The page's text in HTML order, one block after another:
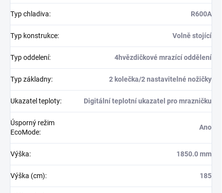
Typ chladiva: R600A
Typ konstrukce: Volně stojící
Typ oddelení: 4hvězdičkové mrazící oddělení
Typ základny: 2 kolečka/2 nastavitelné nožičky
Ukazatel teploty: Digitální teplotní ukazatel pro mrazničku
Úsporný režim
EcoMode:
Ano
Výška: 1850.0 mm
Výška (cm): 185